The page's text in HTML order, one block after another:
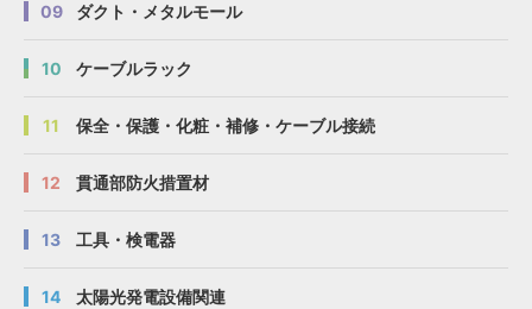
09 ダクト・メタルモール
10 ケーブルラック
11 保全・保護・化粧・補修・ケーブル接続
12 貫通部防火措置材
13 工具・検電器
14 太陽光発電設備関連